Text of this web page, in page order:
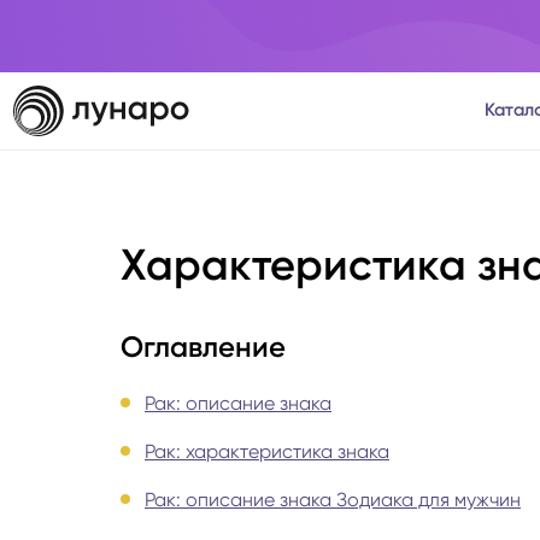
Характеристика
Оглавление
Рак: описание знака
Рак: характеристика знака
Рак: описание знака Зодиака для мужчин